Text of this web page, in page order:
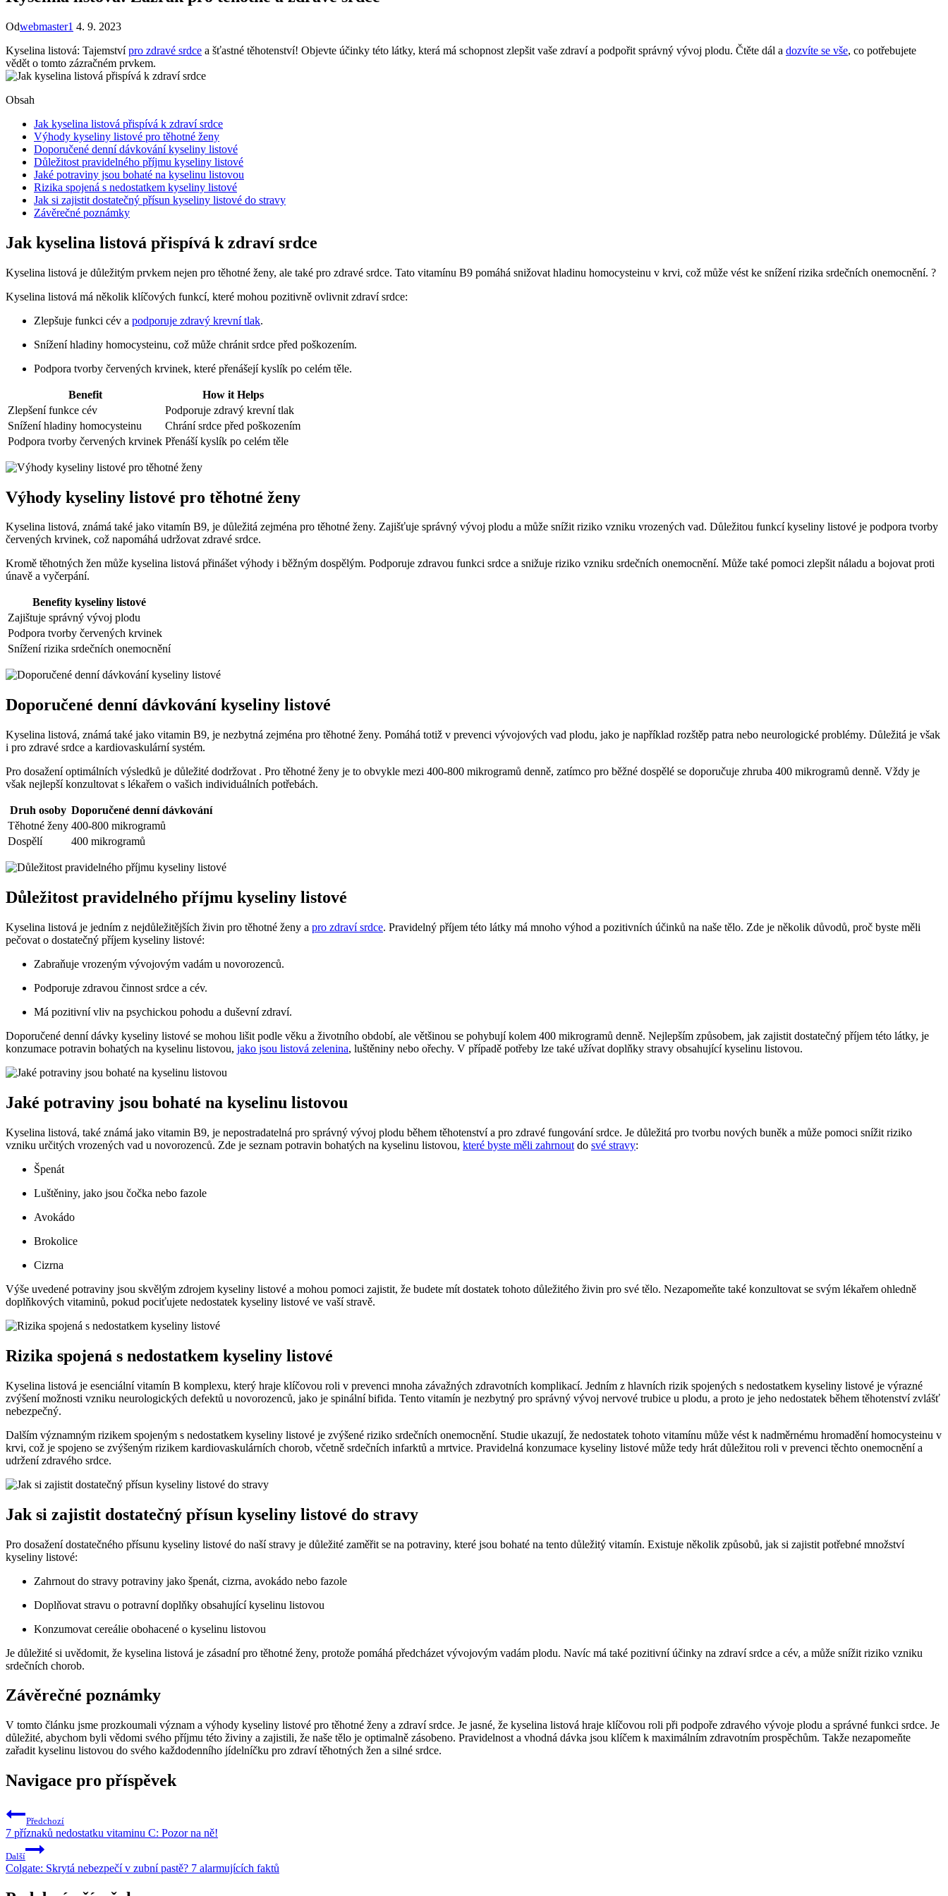
Odwebmaster1 4. 9. 2023
Kyselina listová: Tajemstvípro zdravé srdce a šťastné těhotenství! Objevte účinky této látky, která má schopnost zlepšit ⁣vaše zdraví a podpořit správný vývoj plodu. ⁤Čtěte dál ⁣a dozvíte se vše,⁣ co potřebujete⁣
vědět o tomto‌ zázračném prvkem.
Obsah
Jak kyselina listová přispívá k zdraví srdce
Výhody kyseliny listové pro těhotné ženy
Doporučené denní ⁣dávkování kyseliny ​listové
Důležitost pravidelného příjmu kyseliny listové
Jaké potraviny ⁣jsou bohaté na kyselinu listovou
Rizika spojená s nedostatkem kyseliny listové
Jak ​si zajistit dostatečný přísun‌ kyseliny listové do stravy
Závěrečné poznámky
Jak kyselina listová přispívá k zdraví srdce
Kyselina ⁢listová je důležitým prvkem nejen⁢ pro těhotné ženy, ale ⁢také pro zdravé srdce. Tato vitamínu B9 pomáhá snižovat hladinu homocysteinu v krvi,‍ což může vést ke snížení rizika srdečních onemocnění. ?
Kyselina ‌listová má několik klíčových ⁢funkcí, které ⁤mohou pozitivně ovlivnit zdraví srdce:
Zlepšuje funkci cév a podporuje zdravý krevní tlak.
Snížení hladiny homocysteinu, což⁤ může⁣ chránit srdce před ‍poškozením.
Podpora tvorby‍ červených krvinek, které přenášejí kyslík po ‌celém těle.
Benefit
How it Helps
Zlepšení funkce cév
Podporuje ‍zdravý krevní tlak
Snížení hladiny homocysteinu
Chrání ⁣srdce před poškozením
Podpora tvorby červených krvinek Přenáší kyslík po celém těle
Výhody kyseliny listové pro těhotné ženy
Kyselina listová,‌ známá také ‌jako vitamín B9, je důležitá zejména pro těhotné ženy. Zajišťuje správný vývoj plodu a může snížit riziko ‍vzniku​ vrozených vad. Důležitou funkcí kyseliny listové je podpora tvorby
červených krvinek, což napomáhá udržovat zdravé‌ srdce.
Kromě těhotných žen může kyselina listová‍ přinášet výhody i běžným dospělým. Podporuje zdravou funkci srdce⁣ a snižuje ‍riziko vzniku srdečních onemocnění. Může také pomoci zlepšit náladu ​a⁣ bojovat proti
únavě a vyčerpání.
Benefity ‌kyseliny listové
Zajištuje správný vývoj plodu
Podpora tvorby červených krvinek
Snížení rizika ​srdečních onemocnění
Doporučené denní ⁣dávkování kyseliny ​listové
Kyselina ⁤listová, známá ⁣také jako vitamin B9, je⁤ nezbytná zejména⁣ pro těhotné ženy.‍ Pomáhá totiž v prevenci vývojových ⁤vad plodu, jako ‌je například rozštěp patra nebo⁤ neurologické problémy. ⁣Důležitá je⁢ však
i pro zdravé srdce a kardiovaskulární systém.
Pro dosažení optimálních výsledků je důležité dodržovat . Pro těhotné ženy je to⁣ obvykle mezi 400-800 mikrogramů denně, zatímco‍ pro běžné dospělé se doporučuje zhruba 400⁤ mikrogramů denně. Vždy je
však nejlepší konzultovat s lékařem o vašich individuálních ‌potřebách.
Druh osoby Doporučené denní dávkování
Těhotné ženy 400-800 mikrogramů
Dospělí
400 mikrogramů
Důležitost pravidelného příjmu kyseliny listové
Kyselina listová je⁣ jedním z ​nejdůležitějších živin pro těhotné ženy a pro zdraví srdce. Pravidelný příjem této látky ‌má mnoho výhod ‍a pozitivních ‍účinků ​na naše tělo. Zde​ je několik důvodů, ⁣proč byste měli
pečovat ‌o​ dostatečný příjem kyseliny ‌listové:
Zabraňuje vrozeným vývojovým ⁤vadám u ‍novorozenců.
Podporuje zdravou činnost srdce‌ a ⁢cév.
Má pozitivní vliv ‍na psychickou pohodu​ a duševní zdraví.
Doporučené denní dávky kyseliny listové se mohou​ lišit podle věku a životního období, ⁣ale většinou se​ pohybují ​kolem 400 mikrogramů denně. ​Nejlepším ​způsobem, jak ​zajistit dostatečný příjem​ této látky, je
konzumace potravin bohatých na kyselinu listovou, jako jsou listová zelenina, luštěniny⁣ nebo ořechy. V případě potřeby lze ⁤také‍ užívat doplňky stravy obsahující kyselinu listovou.
Jaké potraviny ⁣jsou bohaté na kyselinu listovou
Kyselina listová, ⁢také​ známá jako​ vitamin B9, je​ nepostradatelná pro správný vývoj plodu během těhotenství a pro zdravé fungování srdce. Je⁢ důležitá pro tvorbu nových buněk a‌ může pomoci snížit riziko
vzniku určitých vrozených vad u novorozenců. Zde je seznam potravin ‌bohatých na ⁢kyselinu listovou, které byste měli zahrnout do‍ své stravy:
Špenát
Luštěniny, jako jsou čočka nebo⁤ fazole
Avokádo
Brokolice
Cizrna
Výše uvedené potraviny‍ jsou skvělým zdrojem kyseliny listové a mohou pomoci zajistit,‌ že budete mít dostatek ⁣tohoto důležitého​ živin pro‌ své tělo.⁤ Nezapomeňte také ‌konzultovat se svým lékařem ohledně
doplňkových ⁣vitaminů,‌ pokud pociťujete nedostatek kyseliny listové ve⁤ vaší stravě.
Rizika spojená s nedostatkem kyseliny listové
Kyselina listová je esenciální ‌vitamín⁣ B komplexu, který⁤ hraje klíčovou roli v prevenci mnoha závažných zdravotních komplikací. Jedním​ z hlavních rizik spojených s ⁢nedostatkem ⁣kyseliny​ listové‍ je výrazné
zvýšení možnosti vzniku neurologických defektů u novorozenců, jako je spinální bifida.⁣ Tento vitamín je‍ nezbytný pro​ správný vývoj nervové trubice u plodu, a proto‍ je jeho nedostatek během těhotenství⁣ zvlášť
​nebezpečný.
Dalším významným rizikem spojeným s nedostatkem kyseliny listové ⁣je zvýšené riziko srdečních onemocnění. Studie ⁤ukazují, že nedostatek tohoto vitamínu může vést k ​nadměrnému ⁣hromadění homocysteinu v
krvi, ‌což je spojeno se zvýšeným rizikem kardiovaskulárních chorob, včetně srdečních infarktů a mrtvice. Pravidelná konzumace kyseliny listové může tedy hrát důležitou roli⁤ v prevenci těchto onemocnění a
udržení zdravého ⁢srdce.
Jak ​si zajistit dostatečný přísun‌ kyseliny listové do stravy
Pro dosažení ⁣dostatečného přísunu kyseliny listové do naší stravy je důležité zaměřit se na potraviny, které jsou bohaté⁢ na tento důležitý vitamín. Existuje několik způsobů, jak⁢ si zajistit potřebné množství⁣
kyseliny listové:
Zahrnout do stravy potraviny ‌jako špenát, cizrna, avokádo nebo fazole
Doplňovat⁢ stravu o potravní ⁣doplňky obsahující kyselinu ‍listovou
Konzumovat cereálie obohacené ⁤o‌ kyselinu listovou
Je důležité si ⁢uvědomit, že kyselina⁢ listová je zásadní pro těhotné⁣ ženy, protože pomáhá předcházet vývojovým ⁤vadám plodu. Navíc má také pozitivní ​účinky na zdraví srdce a⁢ cév,‌ a může snížit⁣ riziko vzniku
srdečních chorob.
Závěrečné poznámky
V tomto článku jsme ⁣prozkoumali význam‌ a výhody kyseliny listové⁣ pro těhotné ženy a zdraví srdce. Je jasné,‌ že kyselina listová hraje klíčovou roli při podpoře zdravého vývoje plodu a ‍správné funkci⁤ srdce. Je
důležité, abychom byli vědomi svého příjmu této ‌živiny a‍ zajistili, ‍že naše‍ tělo je optimalně zásobeno. Pravidelnost a vhodná dávka jsou klíčem k maximálním zdravotním prospěchům. ​Takže nezapomeňte
zařadit kyselinu listovou do svého každodenního jídelníčku pro zdraví těhotných žen a‍ silné srdce.
Navigace pro příspěvek
Předchozí
7 příznaků nedostatku vitaminu C: Pozor na ně!
Další
Colgate: Skrytá nebezpečí v zubní pastě? 7 alarmujících faktů